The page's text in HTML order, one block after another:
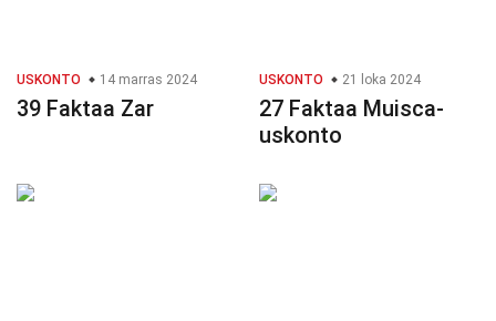
USKONTO 14 marras 2024
39 Faktaa Zar
USKONTO 21 loka 2024
27 Faktaa Muisca-
uskonto